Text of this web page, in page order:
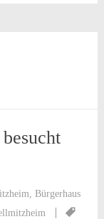
Bürgerhaus